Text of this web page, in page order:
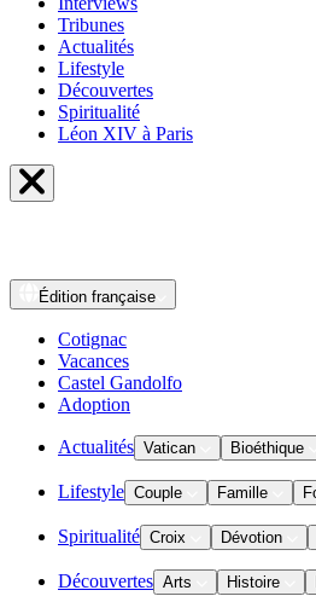
Tribunes
Actualités
Lifestyle
Découvertes
Spiritualité
Léon XIV à Paris
Édition française
Cotignac
Vacances
Castel Gandolfo
Adoption
Actualités Vatican Bioéthique
Lifestyle Couple Famille
Spiritualité Croix Dévotion
Découvertes Arts Histoire